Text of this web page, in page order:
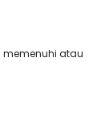
memenuhi atau